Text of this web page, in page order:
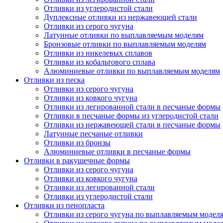
Отливки из углеродистой стали
Дуплексные отливки из нержавеющей стали
Отливки из серого чугуна
Латунные отливки по выплавляемым моделям
Бронзовые отливки по выплавляемым моделям
Отливки из никелевых сплавов
Отливки из кобальтового сплава
Алюминиевые отливки по выплавляемым моделям
Отливки из песка
Отливки из серого чугуна
Отливки из ковкого чугуна
Отливки из легированной стали в песчаные формы
Отливки в песчаные формы из углеродистой стали
Отливки из нержавеющей стали в песчаные формы
Латунные песчаные отливки
Отливки из бронзы
Алюминиевые отливки в песчаные формы
Отливки в ракушечные формы
Отливки из серого чугуна
Отливки из ковкого чугуна
Отливки из легированной стали
Отливки из углеродистой стали
Отливки из пенопласта
Отливки из серого чугуна по выплавляемым